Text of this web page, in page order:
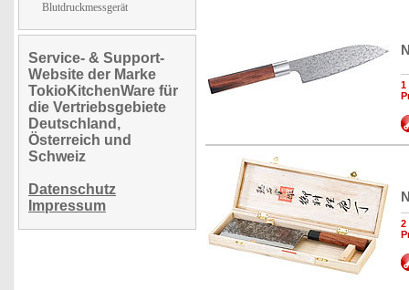
Blutdruckmessgerät
Service- & Support-
Website der Marke
TokioKitchenWare für
die Vertriebsgebiete
Deutschland,
Österreich und
Schweiz
Datenschutz
Impressum
1
2